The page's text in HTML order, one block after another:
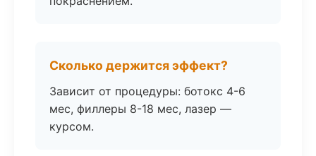
Сколько держится эффект?
Зависит от процедуры: ботокс 4-6
мес, филлеры 8-18 мес, лазер —
курсом.